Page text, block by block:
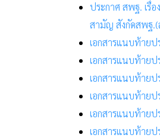
ประกาศ สพฐ. เรื่
สามัญ สังกัดสพฐ.(
เอกสารแนบท้าย
เอกสารแนบท้าย
เอกสารแนบท้าย
เอกสารแนบท้าย
เอกสารแนบท้าย
เอกสารแนบท้าย